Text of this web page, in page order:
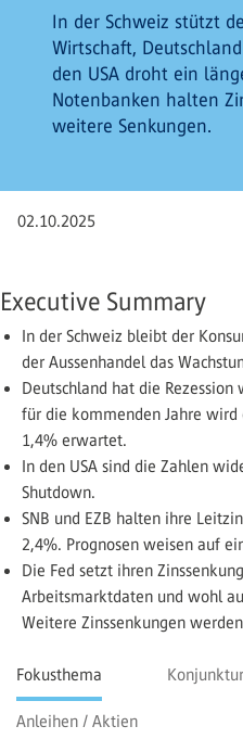
In der Schweiz stützt
Wirtschaft,
den USA droht ein
Notenbanken halten
weitere Senkungen.
02.10.2025
Executive Summary
In der Schweiz bleibt der
der Aussenhandel das
Deutschland hat die
für die kommenden Jahre wird
1,4% erwartet.
In den USA sind die Zahlen
Shutdown.
SNB und EZB halten ihre
2,4%. Prognosen weisen auf
Die Fed setzt ihren
Arbeitsmarktdaten und wohl
Weitere Zinssenkungen
Fokusthema Konjunktur
Anleihen / Aktien